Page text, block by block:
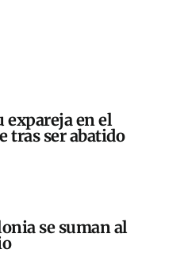
expareja en el
tras ser abatido
se suman al